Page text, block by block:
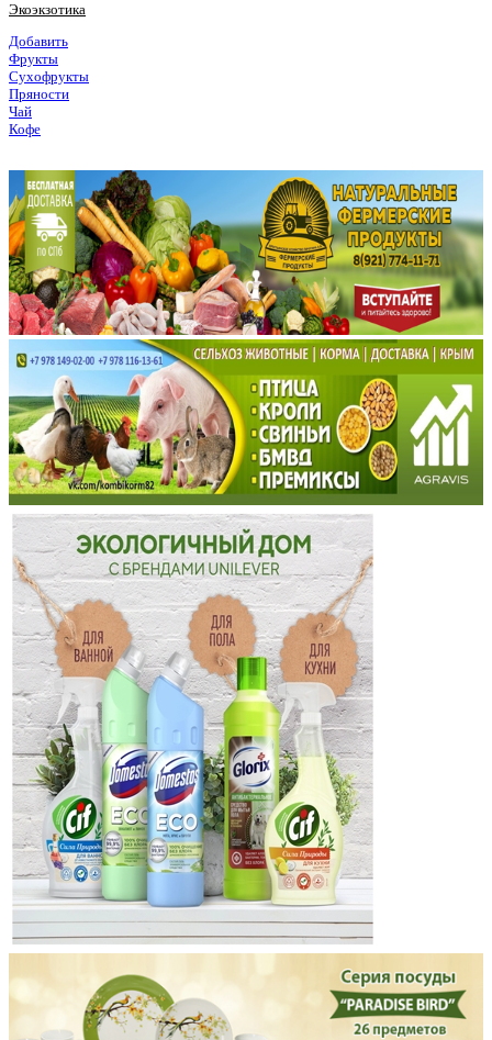
Экоэкзотика
Добавить
Фрукты
Сухофрукты
Пряности
Чай
Кофе